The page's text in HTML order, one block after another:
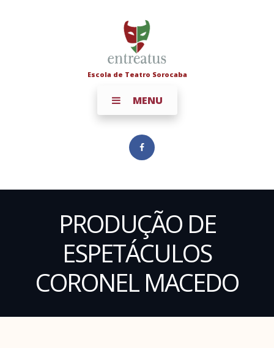
Escola de Teatro Sorocaba
MENU
PRODUÇÃO DE
ESPETÁCULOS
CORONEL MACEDO